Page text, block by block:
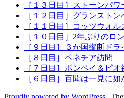
［１３日目］ストーンパワ
［１２日目］グランスト
［１１日目］コッツウォル
［１０日目］2年ぶりのロ
［９日目］３か国縦断ドラ
［８日目］ベネチア訪問
［７日目］ポンペイ＆ピオ
［６日目］百聞は一見に如